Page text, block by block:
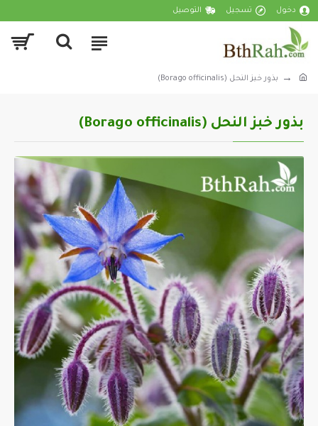
دخول تسجيل التوصيل
بذور خبز النحل (Borago officinalis)
بذور خبز النحل (Borago officinalis)